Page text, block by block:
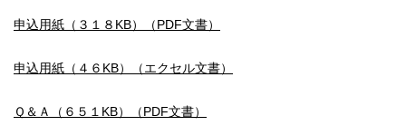
申込用紙（３１８KB）（PDF文書）
申込用紙（４６KB）（エクセル文書）
Ｑ＆Ａ（６５１KB）（PDF文書）